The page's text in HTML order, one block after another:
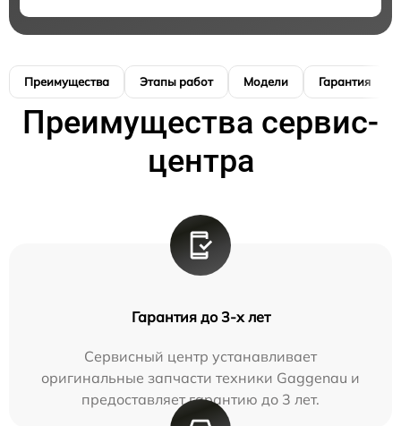
Преимущества Этапы работ Модели Гарантия
Преимущества сервис-
центра
Гарантия до 3-х лет
Сервисный центр устанавливает
оригинальные запчасти техники Gaggenau и
предоставляет гарантию до 3 лет.